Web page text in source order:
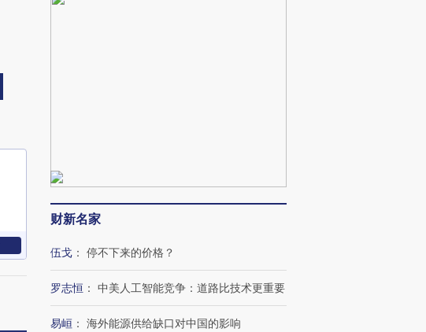
财新名家
伍戈 ： 停不下来的价格？
罗志恒 ： 中美人工智能竞争：道路比技术更重要
易峘 ： 海外能源供给缺口对中国的影响